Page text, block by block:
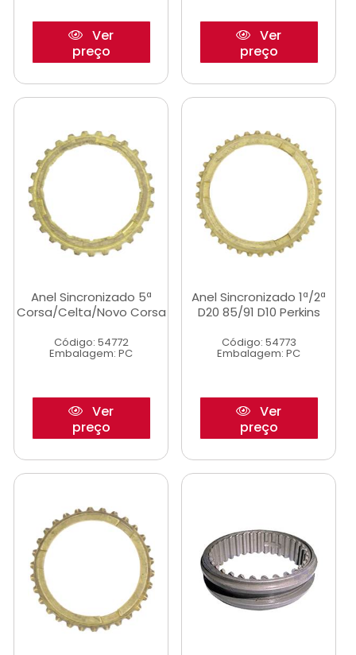
Ver
preço
Ver
preço
Anel Sincronizado 5ª
Corsa/Celta/Novo Corsa
Código: 54772
Embalagem: PC
Ver
preço
Anel Sincronizado 1ª/2ª
D20 85/91 D10 Perkins
Código: 54773
Embalagem: PC
Ver
preço